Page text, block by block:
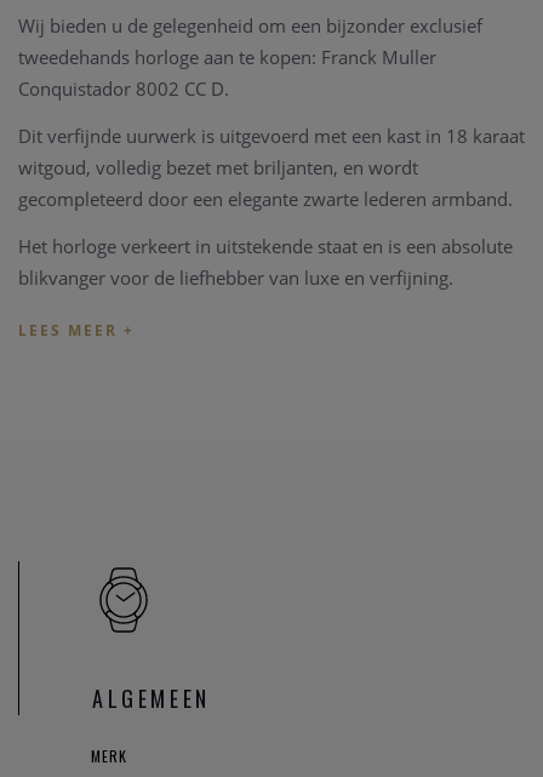
Wij bieden u de gelegenheid om een bijzonder exclusief
tweedehands horloge aan te kopen: Franck Muller
Conquistador 8002 CC D.
Dit verfijnde uurwerk is uitgevoerd met een kast in 18 karaat
witgoud, volledig bezet met briljanten, en wordt
gecompleteerd door een elegante zwarte lederen armband.
Het horloge verkeert in uitstekende staat en is een absolute
blikvanger voor de liefhebber van luxe en verfijning.
Het stuk is momenteel beschikbaar in onze zaak. U bent van
Onze referentie: 58048/502
ALGEMEEN
MERK